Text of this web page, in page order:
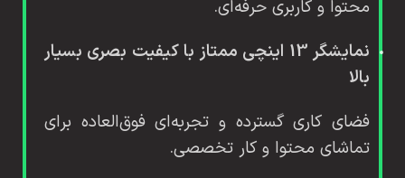
محتوا و کاربری حرفه‌ای.
نمایشگر 13 اینچی ممتاز با کیفیت بصری بسیار
بالا
فضای کاری گسترده و تجربه‌ای فوق‌العاده برای
تماشای محتوا و کار تخصصی.